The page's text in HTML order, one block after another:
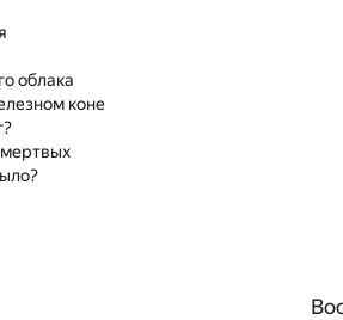
облака
коне